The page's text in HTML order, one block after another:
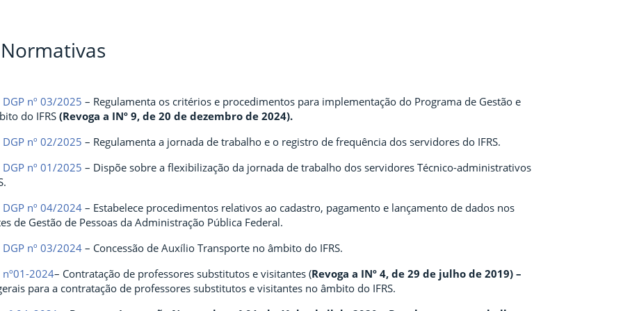
nº 03/2025 – Regulamenta os critérios e procedimentos para implementação do Programa de Gestão e
do IFRS (Revoga a INº 9, de 20 de dezembro de 2024).
nº 02/2025 – Regulamenta a jornada de trabalho e o registro de frequência dos servidores do IFRS.
nº 01/2025 – Dispõe sobre a flexibilização da jornada de trabalho dos servidores Técnico-administrativos
nº 04/2024 – Estabelece procedimentos relativos ao cadastro, pagamento e lançamento de dados nos
de Gestão de Pessoas da Administração Pública Federal.
nº 03/2024 – Concessão de Auxílio Transporte no âmbito do IFRS.
2024– Contratação de professores substitutos e visitantes (Revoga a INº 4, de 29 de julho de 2019) –
para a contratação de professores substitutos e visitantes no âmbito do IFRS.